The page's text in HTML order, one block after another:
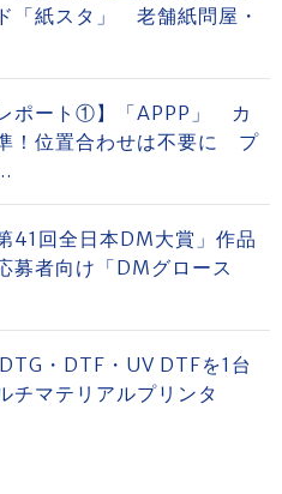
「紙スタ」 老舗紙問屋・
レポート①】「APPP」 カ
！位置合わせは不要に プ
41回全日本DM大賞」作品
者向け「DMグロース
・DTF・UV DTFを1台
チマテリアルプリンタ